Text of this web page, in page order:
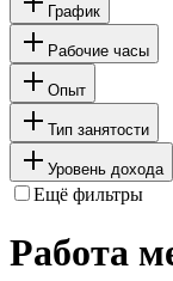
График
Рабочие часы
Опыт
Тип занятости
Уровень дохода
Ещё фильтры
Работа